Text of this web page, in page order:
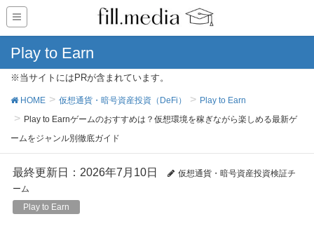
Play to Earn
※当サイトにはPRが含まれています。
HOME 仮想通貨・暗号資産投資（DeFi）
Play to Earn
Play to Earnゲームのおすすめは？仮想環境を稼ぎながら楽しめる最新ゲ
ームをジャンル別徹底ガイド
最終更新日：2026年7月10日
仮想通貨・暗号資産投資検証チ
ーム
Play to Earn